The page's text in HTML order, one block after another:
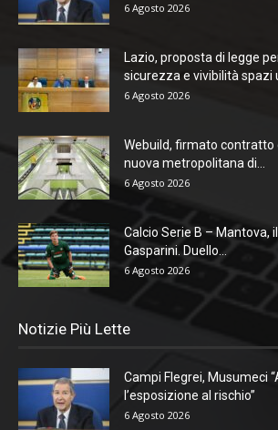
6 Agosto 2026
Lazio, proposta di legge
sicurezza e vivibilità spazi
6 Agosto 2026
Webuild, firmato contratto
nuova metropolitana di...
6 Agosto 2026
Calcio Serie B – Mantova,
Gasparini. Duello...
6 Agosto 2026
Notizie Più Lette
Campi Flegrei, Musumeci
l’esposizione al rischio”
6 Agosto 2026